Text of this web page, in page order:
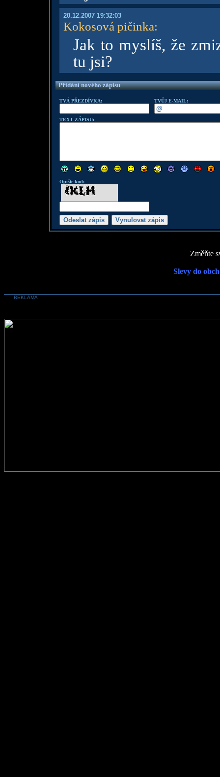
20.12.2007 19:32:03
Kokosová pičinka:
Jak to myslíš, že
tu jsi?
Přidání nového zápisu
TVÁ PŘEZDÍVKA: TVŮJ E-MAIL:
TEXT ZÁPISU:
Opište kod:
Změňte
Slevy do
REKLAMA